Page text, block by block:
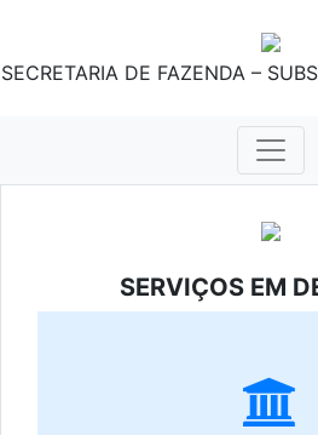
SECRETARIA DE FAZENDA –
SERVIÇOS EM